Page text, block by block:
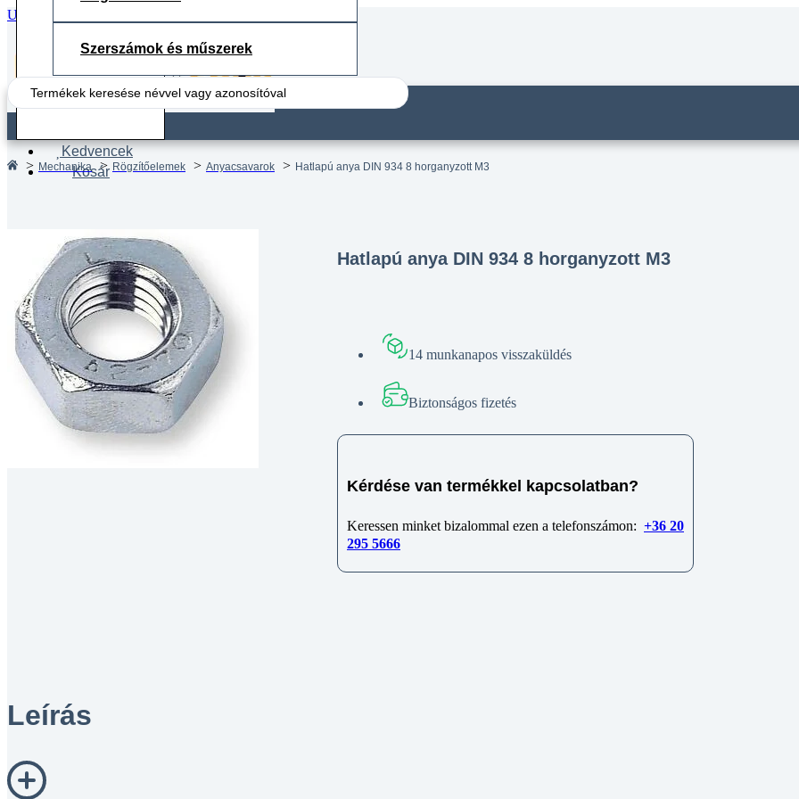
Ugrás a fő tartalomhoz
Search
...
Kedvencek
Kosár
Szerszámok és műszerek
Mechanika Rögzítőelemek Anyacsavarok Hatlapú anya DIN 934 8 horganyzott M3
Hatlapú anya DIN 934 8 horganyzott M3
14 munkanapos visszaküldés
Biztonságos fizetés
Kérdése van termékkel kapcsolatban?
Keressen minket bizalommal ezen a telefonszámon: +36 20
295 5666
Leírás